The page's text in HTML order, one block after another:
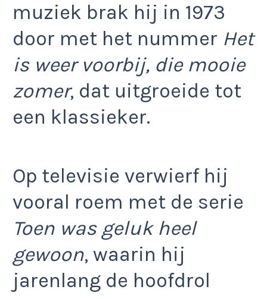
muziek brak hij in 1973
door met het nummer Het
is weer voorbij, die mooie
zomer, dat uitgroeide tot
een klassieker.
Op televisie verwierf hij
vooral roem met de serie
Toen was geluk heel
gewoon, waarin hij
jarenlang de hoofdrol